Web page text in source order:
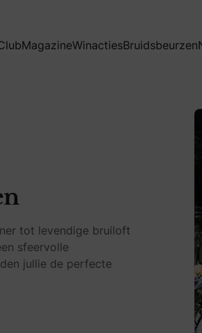
MagazineWinactiesBruidsbeurzen
tot levendige bruiloft
sfeervolle
jullie de perfecte